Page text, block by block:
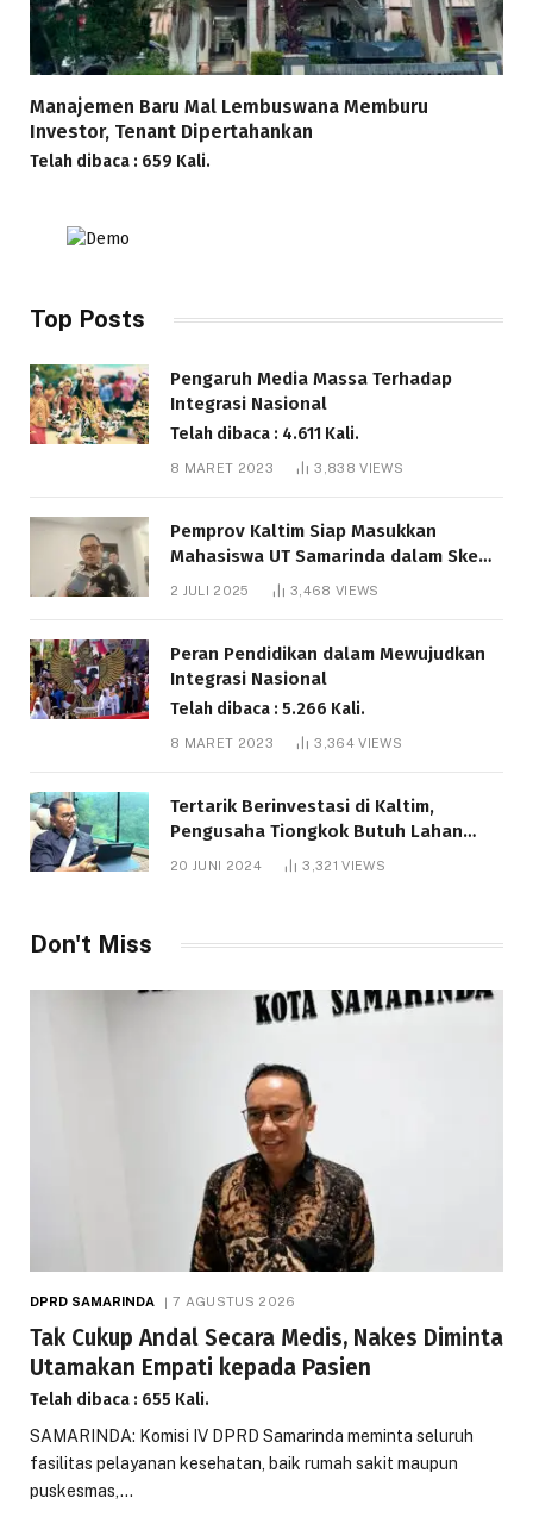
Manajemen Baru Mal Lembuswana Memburu
Investor, Tenant Dipertahankan
Telah dibaca : 659 Kali.
Top Posts
Pengaruh Media Massa Terhadap
Integrasi Nasional
Telah dibaca : 4.611 Kali.
8 MARET 2023 3,838VIEWS
Pemprov Kaltim Siap Masukkan
Mahasiswa UT Samarinda dalam Skema
Bantuan Pendidikan Gratispol
2 JULI 2025 3,468 VIEWS
Peran Pendidikan dalam Mewujudkan
Integrasi Nasional
Telah dibaca : 5.266 Kali.
8 MARET 2023 3,364VIEWS
Tertarik Berinvestasi di Kaltim,
Pengusaha Tiongkok Butuh Lahan
1.000 Hektare
20 JUNI 2024 3,321VIEWS
Don't Miss
DPRD SAMARINDA 7 AGUSTUS 2026
Tak Cukup Andal Secara Medis, Nakes Diminta
Utamakan Empati kepada Pasien
Telah dibaca : 655 Kali.
SAMARINDA: Komisi IV DPRD Samarinda meminta seluruh
fasilitas pelayanan kesehatan, baik rumah sakit maupun
puskesmas,…